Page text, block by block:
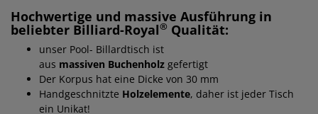
Hochwertige und massive Ausführung in
beliebter Billiard-Royal® Qualität:
unser Pool- Billardtisch ist
aus massiven Buchenholz gefertigt
Der Korpus hat eine Dicke von 30 mm
Handgeschnitzte Holzelemente, daher ist jeder Tisch
ein Unikat!